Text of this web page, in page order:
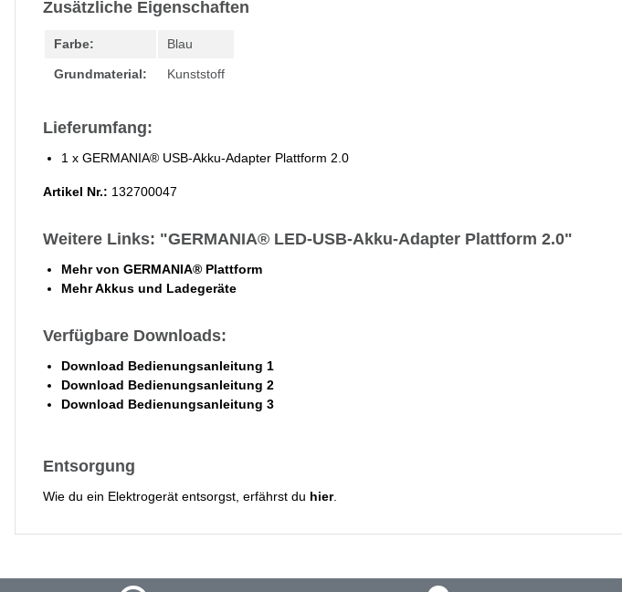
Zusätzliche Eigenschaften
Farbe: Blau
Grundmaterial: Kunststoff
Lieferumfang:
1 x GERMANIA® USB-Akku-Adapter Plattform 2.0
Artikel Nr.: 132700047
Weitere Links: "GERMANIA® LED-USB-Akku-Adapter Plattform 2.0"
Mehr von GERMANIA® Plattform
Mehr Akkus und Ladegeräte
Verfügbare Downloads:
Download Bedienungsanleitung 1
Download Bedienungsanleitung 2
Download Bedienungsanleitung 3
Entsorgung
Wie du ein Elektrogerät entsorgst, erfährst du hier.